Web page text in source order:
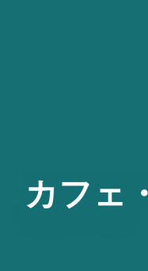
カフェ